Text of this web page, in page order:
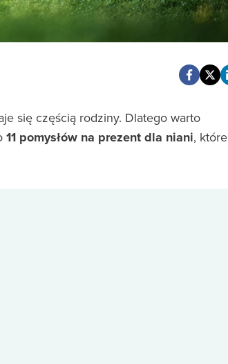
się częścią rodziny. Dlatego warto
11 pomysłów na prezent dla niani, które